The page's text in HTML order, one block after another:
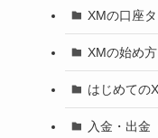
XMの口座
XMの始め方
はじめての
入金・出金